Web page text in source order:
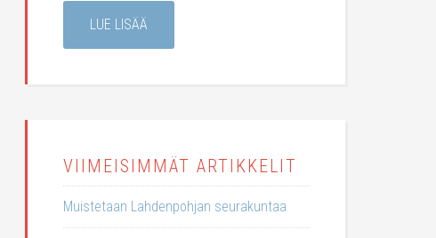
LUE LISÄÄ
VIIMEISIMMÄT ARTIKKELIT
Muistetaan Lahdenpohjan seurakuntaa